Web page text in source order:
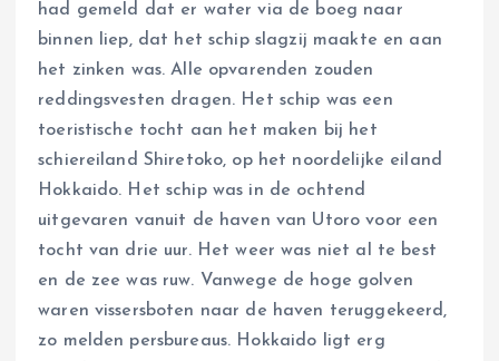
had gemeld dat er water via de boeg naar
binnen liep, dat het schip slagzij maakte en aan
het zinken was. Alle opvarenden zouden
reddingsvesten dragen. Het schip was een
toeristische tocht aan het maken bij het
schiereiland Shiretoko, op het noordelijke eiland
Hokkaido. Het schip was in de ochtend
uitgevaren vanuit de haven van Utoro voor een
tocht van drie uur. Het weer was niet al te best
en de zee was ruw. Vanwege de hoge golven
waren vissersboten naar de haven teruggekeerd,
zo melden persbureaus. Hokkaido ligt erg